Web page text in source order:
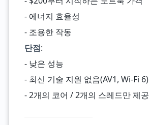
- 에너지 효율성
- 조용한 작동
단점:
- 낮은 성능
- 최신 기술 지원 없음(AV1, Wi-Fi 6)
- 2개의 코어 / 2개의 스레드만 제공